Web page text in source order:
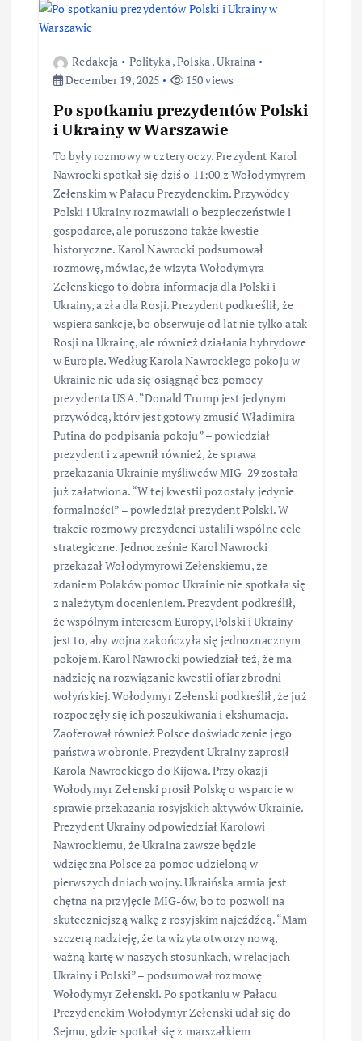
Redakcja Polityka,Polska,Ukraina
December 19, 2025
150 views
Po spotkaniu prezydentów Polski
i Ukrainy w Warszawie
To były rozmowy w cztery oczy. Prezydent Karol
Nawrocki spotkał się dziś o 11:00 z Wołodymyrem
Zełenskim w Pałacu Prezydenckim. Przywódcy
Polski i Ukrainy rozmawiali o bezpieczeństwie i
gospodarce, ale poruszono także kwestie
historyczne. Karol Nawrocki podsumował
rozmowę, mówiąc, że wizyta Wołodymyra
Zełenskiego to dobra informacja dla Polski i
Ukrainy, a zła dla Rosji. Prezydent podkreślił, że
wspiera sankcje, bo obserwuje od lat nie tylko atak
Rosji na Ukrainę, ale również działania hybrydowe
w Europie. Według Karola Nawrockiego pokoju w
Ukrainie nie uda się osiągnąć bez pomocy
prezydenta USA. “Donald Trump jest jedynym
przywódcą, który jest gotowy zmusić Władimira
Putina do podpisania pokoju” – powiedział
prezydent i zapewnił również, że sprawa
przekazania Ukrainie myśliwców MIG-29 została
już załatwiona. “W tej kwestii pozostały jedynie
formalności” – powiedział prezydent Polski. W
trakcie rozmowy prezydenci ustalili wspólne cele
strategiczne. Jednocześnie Karol Nawrocki
przekazał Wołodymyrowi Zełenskiemu, że
zdaniem Polaków pomoc Ukrainie nie spotkała się
z należytym docenieniem. Prezydent podkreślił,
że wspólnym interesem Europy, Polski i Ukrainy
jest to, aby wojna zakończyła się jednoznacznym
pokojem. Karol Nawrocki powiedział też, że ma
nadzieję na rozwiązanie kwestii ofiar zbrodni
wołyńskiej. Wołodymyr Zełenski podkreślił, że już
rozpoczęły się ich poszukiwania i ekshumacja.
Zaoferował również Polsce doświadczenie jego
państwa w obronie. Prezydent Ukrainy zaprosił
Karola Nawrockiego do Kijowa. Przy okazji
Wołodymyr Zełenski prosił Polskę o wsparcie w
sprawie przekazania rosyjskich aktywów Ukrainie.
Prezydent Ukrainy odpowiedział Karolowi
Nawrockiemu, że Ukraina zawsze będzie
wdzięczna Polsce za pomoc udzieloną w
pierwszych dniach wojny. Ukraińska armia jest
chętna na przyjęcie MIG-ów, bo to pozwoli na
skuteczniejszą walkę z rosyjskim najeźdźcą. “Mam
szczerą nadzieję, że ta wizyta otworzy nową,
ważną kartę w naszych stosunkach, w relacjach
Ukrainy i Polski” – podsumował rozmowę
Wołodymyr Zełenski. Po spotkaniu w Pałacu
Prezydenckim Wołodymyr Zełenski udał się do
Sejmu, gdzie spotkał się z marszałkiem